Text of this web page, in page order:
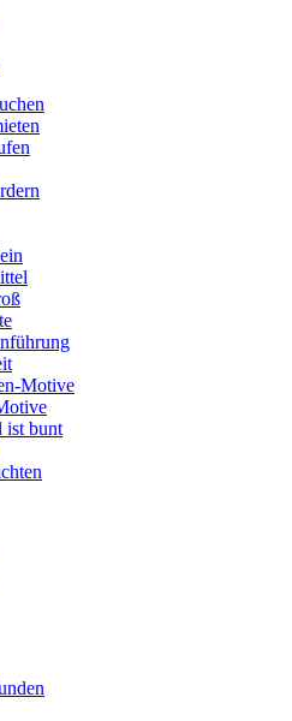
Motive
ist bunt